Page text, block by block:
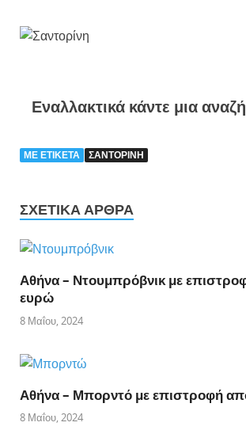
Εναλλακτικά κάντε μια
ΜΕ ΕΤΙΚΈΤΑ ΣΑΝΤΟΡΙΝΗ
ΣΧΕΤΙΚΆ ΆΡΘΡΑ
Αθήνα – Ντουμπρόβνικ με
ευρώ
8 Μαΐου, 2024
Αθήνα – Μπορντό με επιστροφή
8 Μαΐου, 2024